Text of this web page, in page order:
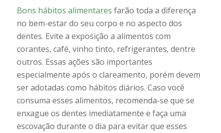
Bons hábitos alimentares farão toda a diferença
no bem-estar do seu corpo e no aspecto dos
dentes. Evite a exposição a alimentos com
corantes, café, vinho tinto, refrigerantes, dentre
outros. Essas ações são importantes
especialmente após o clareamento, porém devem
ser adotadas como hábitos diários. Caso você
consuma esses alimentos, recomenda-se que se
enxague os dentes imediatamente e faça uma
escovação durante o dia para evitar que esses